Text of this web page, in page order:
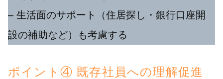
– 生活面のサポート（住居探し・銀行口座開
設の補助など）も考慮する
ポイント④ 既存社員への理解促進